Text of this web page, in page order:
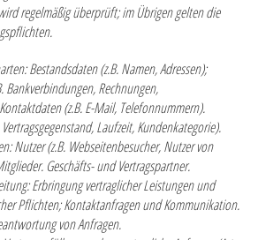
regelmäßig überprüft; im Übrigen gelten die
Bestandsdaten (z.B. Namen, Adressen);
Bankverbindungen, Rechnungen,
(z.B. E-Mail, Telefonnummern).
Laufzeit, Kundenkategorie).
Nutzer (z.B. Webseitenbesucher, Nutzer von
Geschäfts- und Vertragspartner.
Erbringung vertraglicher Leistungen und
Pflichten; Kontaktanfragen und Kommunikation.
von Anfragen.